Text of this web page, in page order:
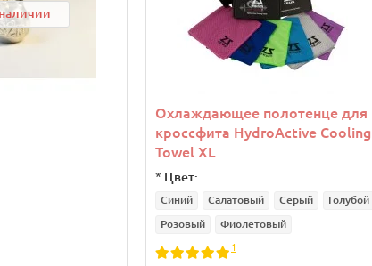
Охлаждающее полотенце для
кроссфита HydroActive Cooling
Towel XL
* Цвет:
Синий Салатовый Серый Голубой
Розовый Фиолетовый
1